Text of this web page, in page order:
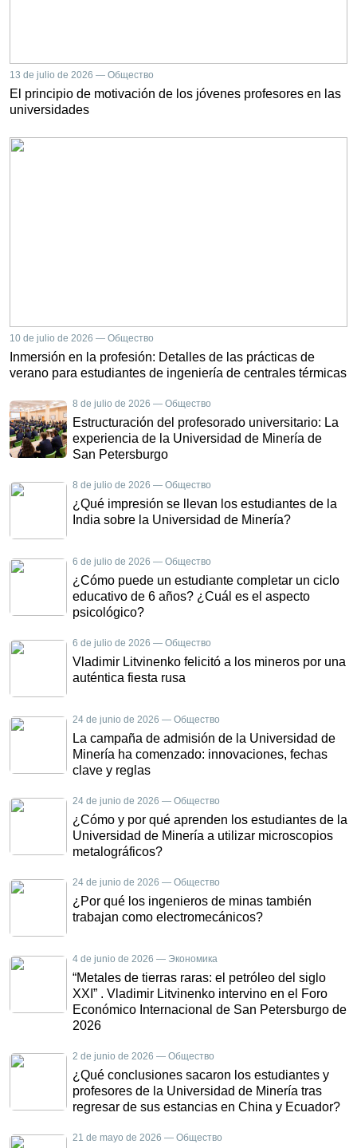
13 de julio de 2026 — Общество
El principio de motivación de los jóvenes profesores en las
universidades
10 de julio de 2026 — Общество
Inmersión en la profesión: Detalles de las prácticas de
verano para estudiantes de ingeniería de centrales térmicas
8 de julio de 2026 — Общество
Estructuración del profesorado universitario: La
experiencia de la Universidad de Minería de
San Petersburgo
8 de julio de 2026 — Общество
¿Qué impresión se llevan los estudiantes de la
India sobre la Universidad de Minería?
6 de julio de 2026 — Общество
¿Cómo puede un estudiante completar un ciclo
educativo de 6 años? ¿Cuál es el aspecto
psicológico?
6 de julio de 2026 — Общество
Vladimir Litvinenko felicitó a los mineros por una
auténtica fiesta rusa
24 de junio de 2026 — Общество
La campaña de admisión de la Universidad de
Minería ha comenzado: innovaciones, fechas
clave y reglas
24 de junio de 2026 — Общество
¿Cómo y por qué aprenden los estudiantes de la
Universidad de Minería a utilizar microscopios
metalográficos?
24 de junio de 2026 — Общество
¿Por qué los ingenieros de minas también
trabajan como electromecánicos?
4 de junio de 2026 — Экономика
“Metales de tierras raras: el petróleo del siglo
XXI” . Vladimir Litvinenko intervino en el Foro
Económico Internacional de San Petersburgo de
2026
2 de junio de 2026 — Общество
¿Qué conclusiones sacaron los estudiantes y
profesores de la Universidad de Minería tras
regresar de sus estancias en China y Ecuador?
21 de mayo de 2026 — Общество